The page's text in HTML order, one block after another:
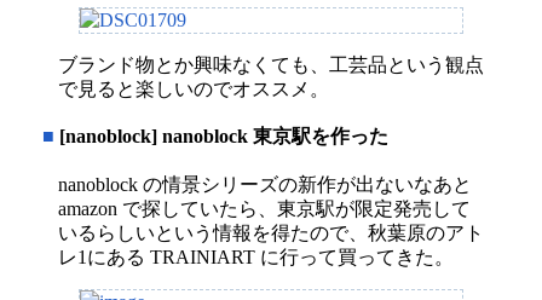
ブランド物とか興味なくても、工芸品という観点
で見ると楽しいのでオススメ。
■ [nanoblock] nanoblock 東京駅を作った
nanoblock の情景シリーズの新作が出ないなあと
amazon で探していたら、東京駅が限定発売して
いるらしいという情報を得たので、秋葉原のアト
レ1にある TRAINIART に行って買ってきた。